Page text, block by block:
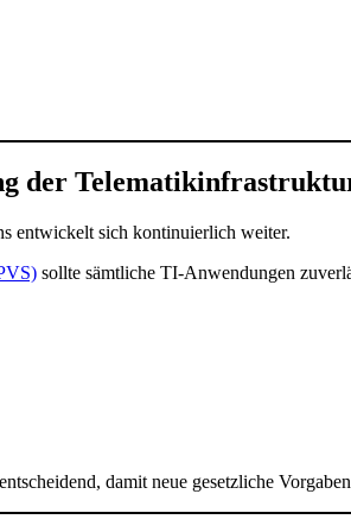
der
entwickelt sich kontinuierlich weiter.
sollte sämtliche TI-Anwendungen
damit neue gesetzliche